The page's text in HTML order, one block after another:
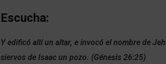
Escucha:
Y edificó allí un altar, e invocó el nombre de
siervos de Isaac un pozo. (Génesis 26:25)